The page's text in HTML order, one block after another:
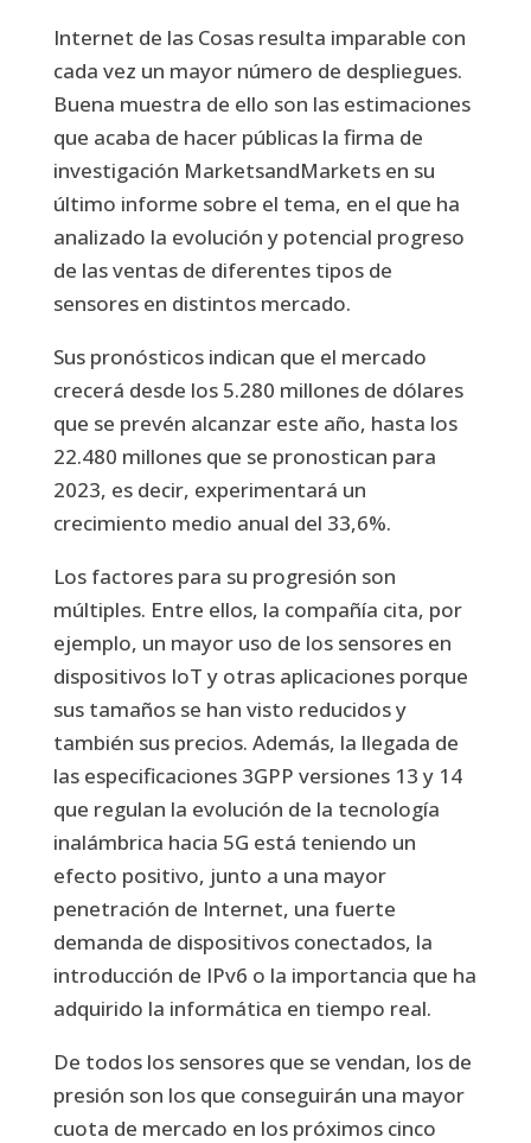
Internet de las Cosas resulta imparable con
cada vez un mayor número de despliegues.
Buena muestra de ello son las estimaciones
que acaba de hacer públicas la firma de
investigación MarketsandMarkets en su
último informe sobre el tema, en el que ha
analizado la evolución y potencial progreso
de las ventas de diferentes tipos de
sensores en distintos mercado.
Sus pronósticos indican que el mercado
crecerá desde los 5.280 millones de dólares
que se prevén alcanzar este año, hasta los
22.480 millones que se pronostican para
2023, es decir, experimentará un
crecimiento medio anual del 33,6%.
Los factores para su progresión son
múltiples. Entre ellos, la compañía cita, por
ejemplo, un mayor uso de los sensores en
dispositivos IoT y otras aplicaciones porque
sus tamaños se han visto reducidos y
también sus precios. Además, la llegada de
las especificaciones 3GPP versiones 13 y 14
que regulan la evolución de la tecnología
inalámbrica hacia 5G está teniendo un
efecto positivo, junto a una mayor
penetración de Internet, una fuerte
demanda de dispositivos conectados, la
introducción de IPv6 o la importancia que ha
adquirido la informática en tiempo real.
De todos los sensores que se vendan, los de
presión son los que conseguirán una mayor
cuota de mercado en los próximos cinco